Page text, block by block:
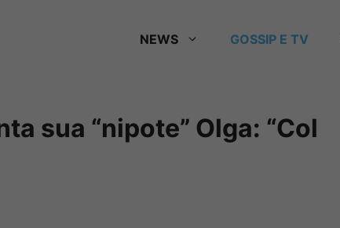
NEWS GOSSIP E TV
sua “nipote” Olga: “Col